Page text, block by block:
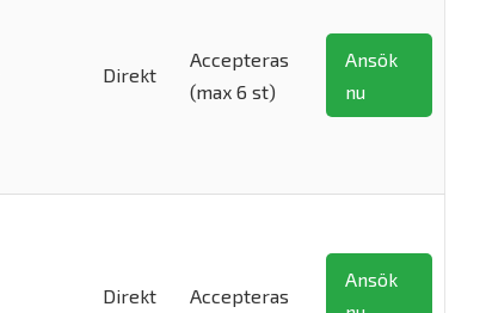
Direkt
Accepteras
(max 6 st)
Ansök
nu
Direkt Accepteras
Ansök